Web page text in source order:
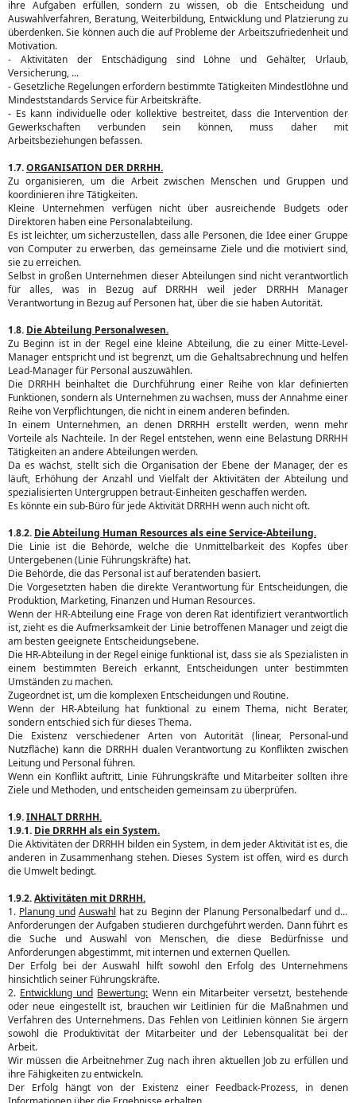
ihre Aufgaben erfüllen, sondern zu wissen, ob die Entscheidung und
Auswahlverfahren, Beratung, Weiterbildung, Entwicklung und Platzierung zu
überdenken. Sie können auch die auf Probleme der Arbeitszufriedenheit und
Motivation.
- Aktivitäten der Entschädigung sind Löhne und Gehälter, Urlaub,
Versicherung, ...
- Gesetzliche Regelungen erfordern bestimmte Tätigkeiten Mindestlöhne und
Mindeststandards Service für Arbeitskräfte.
- Es kann individuelle oder kollektive bestreitet, dass die Intervention der
Gewerkschaften verbunden sein können, muss daher mit
Arbeitsbeziehungen befassen.
1.7.ORGANISATION DER DRRHH.
Zu organisieren, um die Arbeit zwischen Menschen und Gruppen und
koordinieren ihre Tätigkeiten.
Kleine Unternehmen verfügen nicht über ausreichende Budgets oder
Direktoren haben eine Personalabteilung.
Es ist leichter, um sicherzustellen, dass alle Personen, die Idee einer Gruppe
von Computer zu erwerben, das gemeinsame Ziele und die motiviert sind,
sie zu erreichen.
Selbst in großen Unternehmen dieser Abteilungen sind nicht verantwortlich
für alles, was in Bezug auf DRRHH weil jeder DRRHH Manager
Verantwortung in Bezug auf Personen hat, über die sie haben Autorität.
1.8. Die Abteilung Personalwesen.
Zu Beginn ist in der Regel eine kleine Abteilung, die zu einer Mitte-Level-
Manager entspricht und ist begrenzt, um die Gehaltsabrechnung und helfen
Lead-Manager für Personal auszuwählen.
Die DRRHH beinhaltet die Durchführung einer Reihe von klar definierten
Funktionen, sondern als Unternehmen zu wachsen, muss der Annahme einer
Reihe von Verpflichtungen, die nicht in einem anderen befinden.
In einem Unternehmen, an denen DRRHH erstellt werden, wenn mehr
Vorteile als Nachteile. In der Regel entstehen, wenn eine Belastung DRRHH
Tätigkeiten an andere Abteilungen werden.
Da es wächst, stellt sich die Organisation der Ebene der Manager, der es
läuft, Erhöhung der Anzahl und Vielfalt der Aktivitäten der Abteilung und
spezialisierten Untergruppen betraut-Einheiten geschaffen werden.
Es könnte ein sub-Büro für jede Aktivität DRRHH wenn auch nicht oft.
1.8.2. Die Abteilung Human Resources als eine Service-Abteilung.
Die Linie ist die Behörde, welche die Unmittelbarkeit des Kopfes über
Untergebenen (Linie Führungskräfte) hat.
Die Behörde, die das Personal ist auf beratenden basiert.
Die Vorgesetzten haben die direkte Verantwortung für Entscheidungen, die
Produktion, Marketing, Finanzen und Human Resources.
Wenn der HR-Abteilung eine Frage von deren Rat identifiziert verantwortlich
ist, zieht es die Aufmerksamkeit der Linie betroffenen Manager und zeigt die
am besten geeignete Entscheidungsebene.
Die HR-Abteilung in der Regel einige funktional ist, dass sie als Spezialisten in
einem bestimmten Bereich erkannt, Entscheidungen unter bestimmten
Umständen zu machen.
Zugeordnet ist, um die komplexen Entscheidungen und Routine.
Wenn der HR-Abteilung hat funktional zu einem Thema, nicht Berater,
sondern entschied sich für dieses Thema.
Die Existenz verschiedener Arten von Autorität (linear, Personal-und
Nutzfläche) kann die DRRHH dualen Verantwortung zu Konflikten zwischen
Leitung und Personal führen.
Wenn ein Konflikt auftritt, Linie Führungskräfte und Mitarbeiter sollten ihre
Ziele und Methoden, und entscheiden gemeinsam zu überprüfen.
1.9.INHALT DRRHH.
1.9.1. Die DRRHH als ein System.
Die Aktivitäten der DRRHH bilden ein System, in dem jeder Aktivität ist es, die
anderen in Zusammenhang stehen. Dieses System ist offen, wird es durch
die Umwelt bedingt.
1.9.2.Aktivitäten mit DRRHH.
1. Planung und Auswahl hat zu Beginn der Planung Personalbedarf und die
Anforderungen der Aufgaben studieren durchgeführt werden. Dann führt es
die Suche und Auswahl von Menschen, die diese Bedürfnisse und
Anforderungen abgestimmt, mit internen und externen Quellen.
Der Erfolg bei der Auswahl hilft sowohl den Erfolg des Unternehmens
hinsichtlich seiner Führungskräfte.
2. Entwicklung und Bewertung: Wenn ein Mitarbeiter versetzt, bestehende
oder neue eingestellt ist, brauchen wir Leitlinien für die Maßnahmen und
Verfahren des Unternehmens. Das Fehlen von Leitlinien können Sie ärgern
sowohl die Produktivität der Mitarbeiter und der Lebensqualität bei der
Arbeit.
Wir müssen die Arbeitnehmer Zug nach ihren aktuellen Job zu erfüllen und
ihre Fähigkeiten zu entwickeln.
Der Erfolg hängt von der Existenz einer Feedback-Prozess, in denen